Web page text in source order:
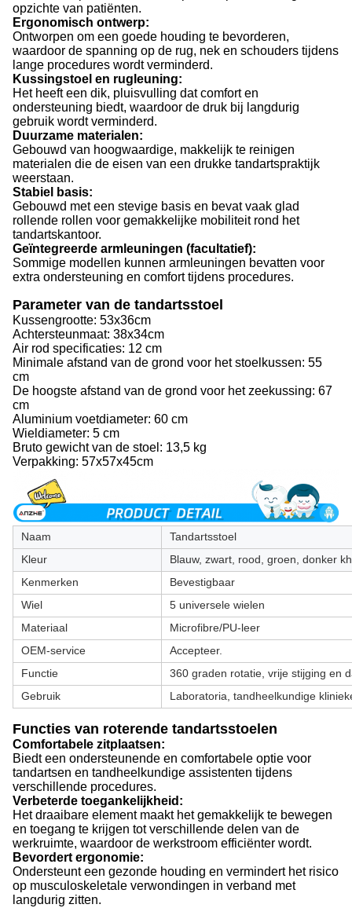
opzichte van patiënten.
Ergonomisch ontwerp:
Ontworpen om een goede houding te bevorderen,
waardoor de spanning op de rug, nek en schouders tijdens
lange procedures wordt verminderd.
Kussingstoel en rugleuning:
Het heeft een dik, pluisvulling dat comfort en
ondersteuning biedt, waardoor de druk bij langdurig
gebruik wordt verminderd.
Duurzame materialen:
Gebouwd van hoogwaardige, makkelijk te reinigen
materialen die de eisen van een drukke tandartspraktijk
weerstaan.
Stabiel basis:
Gebouwd met een stevige basis en bevat vaak glad
rollende rollen voor gemakkelijke mobiliteit rond het
tandartskantoor.
Geïntegreerde armleuningen (facultatief):
Sommige modellen kunnen armleuningen bevatten voor
extra ondersteuning en comfort tijdens procedures.
Parameter van de tandartsstoel
Kussengrootte: 53x36cm
Achtersteunmaat: 38x34cm
Air rod specificaties: 12 cm
Minimale afstand van de grond voor het stoelkussen: 55
cm
De hoogste afstand van de grond voor het zeekussing: 67
cm
Aluminium voetdiameter: 60 cm
Wieldiameter: 5 cm
Bruto gewicht van de stoel: 13,5 kg
Verpakking: 57x57x45cm
Naam
Tandartsstoel
Kleur
Blauw, zwart, rood, groen, donker
Kenmerken
Bevestigbaar
Wiel
5 universele wielen
Materiaal
Microfibre/PU-leer
OEM-service
Accepteer.
Functie
360 graden rotatie, vrije stijging en
Gebruik
Laboratoria, tandheelkundige
Functies van roterende tandartsstoelen
Comfortabele zitplaatsen:
Biedt een ondersteunende en comfortabele optie voor
tandartsen en tandheelkundige assistenten tijdens
verschillende procedures.
Verbeterde toegankelijkheid:
Het draaibare element maakt het gemakkelijk te bewegen
en toegang te krijgen tot verschillende delen van de
werkruimte, waardoor de werkstroom efficiënter wordt.
Bevordert ergonomie:
Ondersteunt een gezonde houding en vermindert het risico
op musculoskeletale verwondingen in verband met
langdurig zitten.